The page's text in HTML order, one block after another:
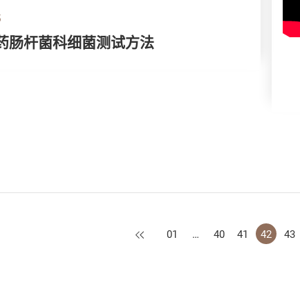
肠杆菌科细菌测试方法
上一页
01 … 40 41 42 43